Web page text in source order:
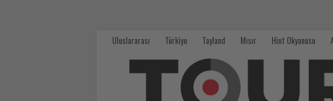
Uluslararası Türkiye Tayland Mısır Hint Okyanusu